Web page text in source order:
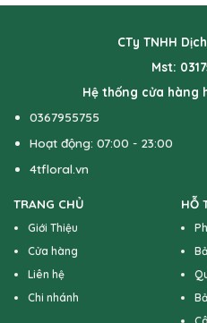
CTy TNHH
Mst:
Hệ thống cửa hàng
0367955755
Hoạt động: 07:00 - 23:00
4tfloral.vn
TRANG CHỦ
Giới Thiệu
Cửa hàng
Liên hệ
Chi nhánh
HỖ